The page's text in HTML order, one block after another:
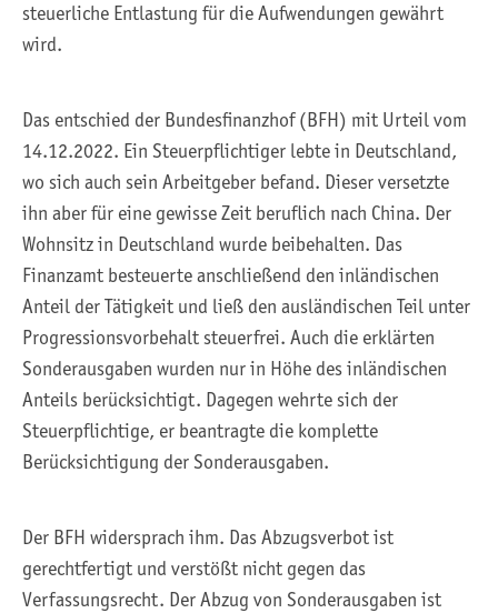
steuerliche Entlastung für die Aufwendungen gewährt
wird.
Das entschied der Bundesfinanzhof (BFH) mit Urteil vom
14.12.2022. Ein Steuerpflichtiger lebte in Deutschland,
wo sich auch sein Arbeitgeber befand. Dieser versetzte
ihn aber für eine gewisse Zeit beruflich nach China. Der
Wohnsitz in Deutschland wurde beibehalten. Das
Finanzamt besteuerte anschließend den inländischen
Anteil der Tätigkeit und ließ den ausländischen Teil unter
Progressionsvorbehalt steuerfrei. Auch die erklärten
Sonderausgaben wurden nur in Höhe des inländischen
Anteils berücksichtigt. Dagegen wehrte sich der
Steuerpflichtige, er beantragte die komplette
Berücksichtigung der Sonderausgaben.
Der BFH widersprach ihm. Das Abzugsverbot ist
gerechtfertigt und verstößt nicht gegen das
Verfassungsrecht. Der Abzug von Sonderausgaben ist